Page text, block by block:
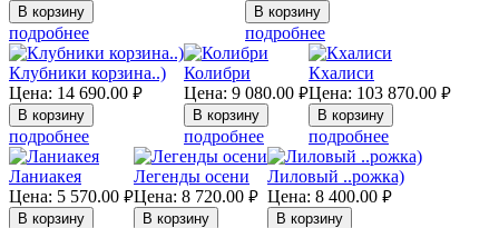
подробнее подробнее
Клубники корзина..)
Цена: 14 690.00 руб.
подробнее
Колибри
Цена: 9 080.00 руб.
подробнее
Кхалиси
Цена: 103 870.00 руб.
подробнее
Ланиакея
Цена: 5 570.00 руб.
Легенды осени
Цена: 8 720.00 руб.
Лиловый ..рожка)
Цена: 8 400.00 руб.